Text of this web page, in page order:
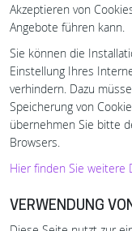
Akzeptieren von
Angebote führen kann.
Sie können die
Einstellung Ihres
verhindern. Dazu
Speicherung von
übernehmen Sie bitte
Browsers.
Hier finden Sie weitere
VERWENDUNG